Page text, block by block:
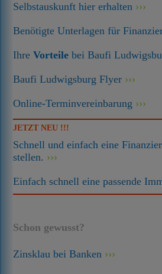
Selbstauskunft hier erhalten
Benötigte Unterlagen für
IhreVorteile bei Baufi
Baufi Ludwigsburg Flyer
Online-Terminvereinbarung
JETZT NEU !!!
Schnell und einfach eine
stellen.
Einfach schnell eine passende
Schon gewusst?
Zinsklau bei Banken